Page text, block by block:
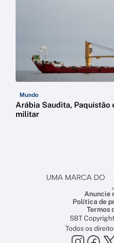
Mundo
Arábia Saudita, Paquistão
militar
Anuncie
Política de
Termos
SBT
Todos os